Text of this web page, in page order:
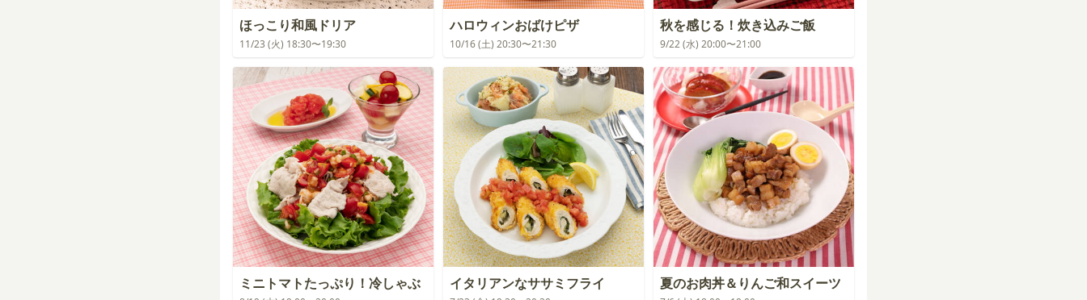
ほっこり和風ドリア
11/23 (火) 18:30〜19:30
ハロウィンおばけピザ
10/16 (土) 20:30〜21:30
秋を感じる！炊き込みご飯
9/22 (水) 20:00〜21:00
ミニトマトたっぷり！冷しゃぶ イタリアンなササミフライ 夏のお肉丼＆りんご和スイーツ